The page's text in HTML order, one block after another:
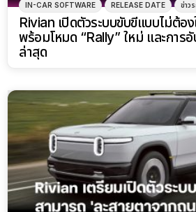
IN-CAR SOFTWARE RELEASE DATE ข่าว
Rivian เปิดตัวระบบขับขี่แบบไม่ต้อ
พร้อมโหมด “Rally” ใหม่ และการ
ล่าสุด